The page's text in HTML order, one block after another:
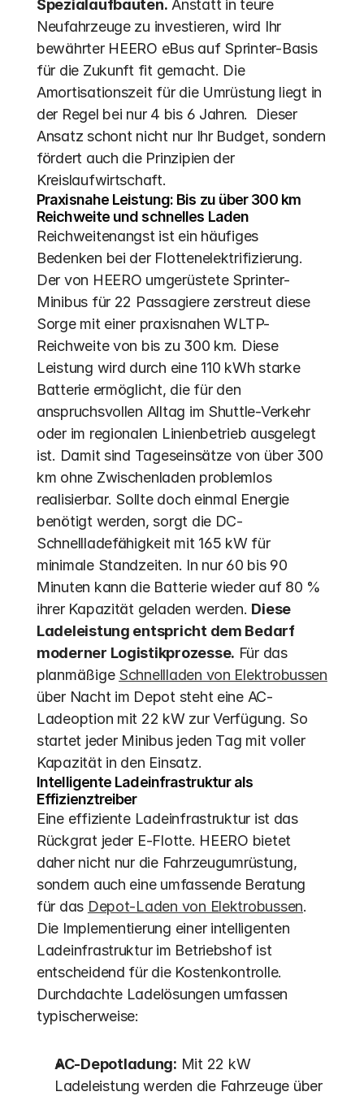
Spezialaufbauten. Anstatt in teure
Neufahrzeuge zu investieren, wird Ihr
bewährter HEERO eBus auf Sprinter-Basis
für die Zukunft fit gemacht. Die
Amortisationszeit für die Umrüstung liegt in
der Regel bei nur 4 bis 6 Jahren.  Dieser
Ansatz schont nicht nur Ihr Budget, sondern
fördert auch die Prinzipien der
Kreislaufwirtschaft.
Praxisnahe Leistung: Bis zu über 300 km
Reichweite und schnelles Laden
Reichweitenangst ist ein häufiges
Bedenken bei der Flottenelektrifizierung.
Der von HEERO umgerüstete Sprinter-
Minibus für 22 Passagiere zerstreut diese
Sorge mit einer praxisnahen WLTP-
Reichweite von bis zu 300 km. Diese
Leistung wird durch eine 110 kWh starke
Batterie ermöglicht, die für den
anspruchsvollen Alltag im Shuttle-Verkehr
oder im regionalen Linienbetrieb ausgelegt
ist. Damit sind Tageseinsätze von über 300
km ohne Zwischenladen problemlos
realisierbar. Sollte doch einmal Energie
benötigt werden, sorgt die DC-
Schnellladefähigkeit mit 165 kW für
minimale Standzeiten. In nur 60 bis 90
Minuten kann die Batterie wieder auf 80 %
ihrer Kapazität geladen werden. Diese
Ladeleistung entspricht dem Bedarf
moderner Logistikprozesse. Für das
planmäßige Schnellladen von Elektrobussen
über Nacht im Depot steht eine AC-
Ladeoption mit 22 kW zur Verfügung. So
startet jeder Minibus jeden Tag mit voller
Kapazität in den Einsatz.
Intelligente Ladeinfrastruktur als
Effizienztreiber
Eine effiziente Ladeinfrastruktur ist das
Rückgrat jeder E-Flotte. HEERO bietet
daher nicht nur die Fahrzeugumrüstung,
sondern auch eine umfassende Beratung
für das Depot-Laden von Elektrobussen.
Die Implementierung einer intelligenten
Ladeinfrastruktur im Betriebshof ist
entscheidend für die Kostenkontrolle.
Durchdachte Ladelösungen umfassen
typischerweise:
AC-Depotladung: Mit 22 kW
Ladeleistung werden die Fahrzeuge über